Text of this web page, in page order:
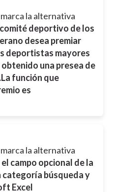
la alternativa
deportivo de los
desea premiar
deportistas mayores
una presea de
La función que
es
la alternativa
el campo opcional de la
categoría búsqueda y
Excel